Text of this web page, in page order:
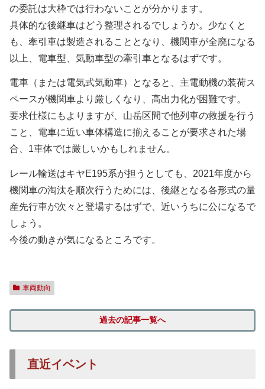
の委託は大枠では行わないことが分かります。
具体的な後継車はどう整理されるでしょうか。少なくと
も、牽引車は製造されることとなり、機関車が全廃になる
以上、電車型、気動車型の牽引車となるはずです。
電車（または電気式気動車）となると、主電動機の装荷ス
ペースが機関車より厳しくなり、高出力化が困難です。
要求仕様にもよりますが、山岳区間で他列車の救援を行う
こと、電車に近い車体構造に揃えることが要求された場
合、1車体では厳しいかもしれません。
レール輸送はキヤE195系が担うとしても、2021年度から
機関車の淘汰を順次行うためには、後継となる各形式の量
産先行車が次々と登場するはずで、近いうちに公になるで
しょう。
今後の動きが気になるところです。
車両動向
過去の記事一覧へ
直近イベント